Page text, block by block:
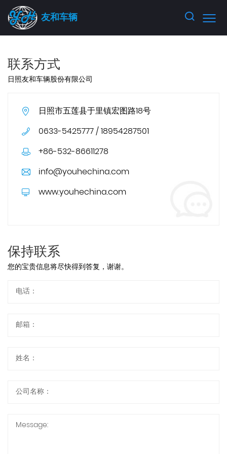
友和车辆
联系方式
日照友和车辆股份有限公司
日照市五莲县于里镇宏图路18号
0633-5425777 / 18954287501
+86-532-86611278
info@youhechina.com
www.youhechina.com
保持联系
您的宝贵信息将尽快得到答复，谢谢。